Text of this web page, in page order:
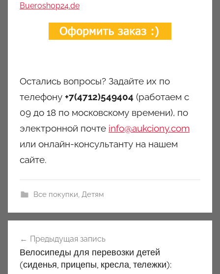
Bueroshop24.de
Остались вопросы? Задайте их по
телефону +7(4712)549404 (работаем с
09 до 18 по московскому времени), по
электронной почте info@aukciony.com
или онлайн-консультанту на нашем
сайте.
Все покупки, Детям
по
записям
Предыдущая запись
Велосипеды для перевозки детей
(сиденья, прицепы, кресла, тележки):